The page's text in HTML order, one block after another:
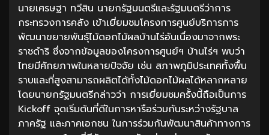
นายเศรษฐา ทวีสิน นายกรัฐมนตรีและรัฐมนตรีว่าการ
กระทรวงการคลัง เข้าเยี่ยมชมโครงการศูนย์บริการการ
พัฒนาขยายพันธุ์ไม้ดอกไม้ผลบ้านไร่อันเนื่องมาจากพระ
ราชดำริ ซึ่งจากข้อมูลของโครงการศูนย์ฯ บ้านไร่ฯ พบว่า
ไทยมีศักยภาพในหลายปัจจัย เช่น สภาพภูมิประเทศทั้งพื้น
ราบและที่สูงสามารถผลิตได้ทั้งไม้ดอกไม้ผลได้หลากหลาย
โดยนายกรัฐมนตรีกล่าวว่า การเยี่ยมชมครั้งนี้ถือเป็นการ
Kickoff จุดเริ่มต้นที่ดีในการหารือร่วมกันระหว่างรัฐบาล
ภาครัฐ และภาคเอกชน ในการร่วมกันพัฒนาสินค้าทางการ